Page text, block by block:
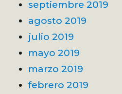
septiembre 2019
agosto 2019
julio 2019
mayo 2019
marzo 2019
febrero 2019